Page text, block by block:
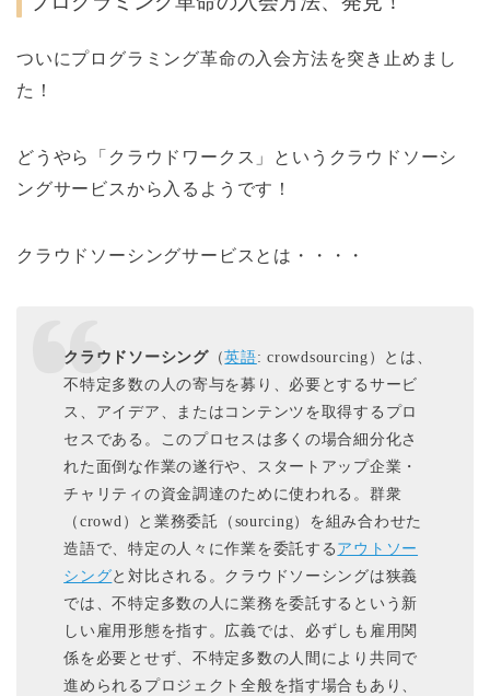
ついにプログラミング革命の入会方法を突き止めまし
た！
どうやら「クラウドワークス」というクラウドソーシ
ングサービスから入るようです！
クラウドソーシングサービスとは・・・・
クラウドソーシング（英語:crowdsourcing）とは、
不特定多数の人の寄与を募り、必要とするサービ
ス、アイデア、またはコンテンツを取得するプロ
セスである。このプロセスは多くの場合細分化さ
れた面倒な作業の遂行や、スタートアップ企業・
チャリティの資金調達のために使われる。群衆
（crowd）と業務委託（sourcing）を組み合わせた
造語で、特定の人々に作業を委託するアウトソー
シングと対比される。クラウドソーシングは狭義
では、不特定多数の人に業務を委託するという新
しい雇用形態を指す。広義では、必ずしも雇用関
係を必要とせず、不特定多数の人間により共同で
進められるプロジェクト全般を指す場合もあり、